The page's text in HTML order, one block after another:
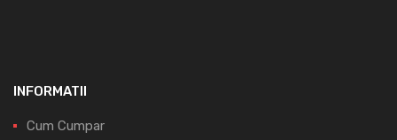
INFORMATII
Cum Cumpar